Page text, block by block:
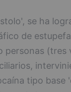
se ha
de
(tres
tipo base